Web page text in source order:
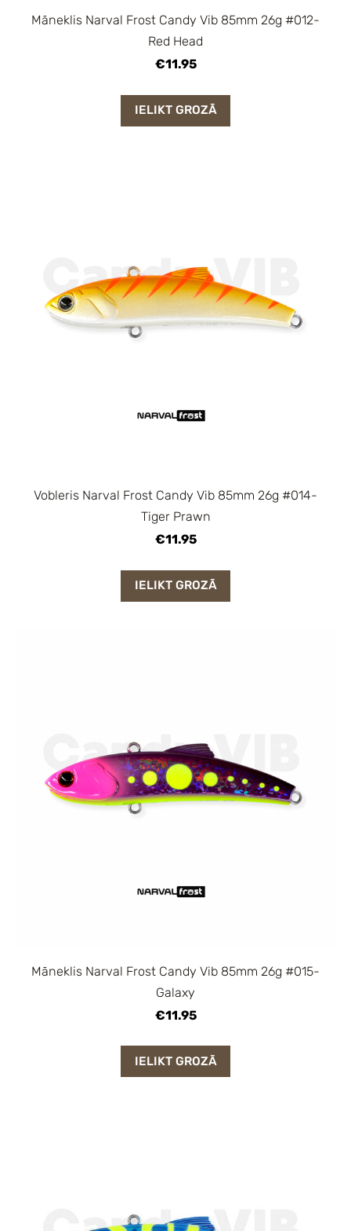
Māneklis Narval Frost Candy Vib 85mm 26g #012-
Red Head
€11.95
IELIKT GROZĀ
Vobleris Narval Frost Candy Vib 85mm 26g #014-
Tiger Prawn
€11.95
IELIKT GROZĀ
Māneklis Narval Frost Candy Vib 85mm 26g #015-
Galaxy
€11.95
IELIKT GROZĀ